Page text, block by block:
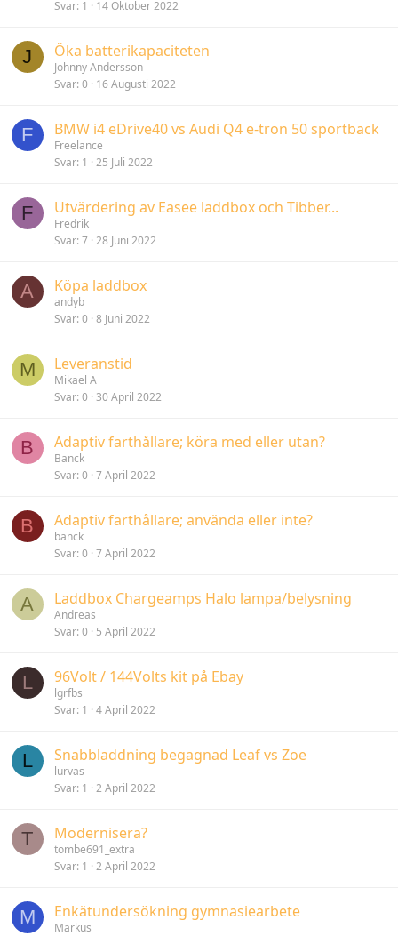
Svar 1 14 Oktober 2022
J Öka batterikapaciteten
Johnny Andersson
Svar 0 16 Augusti 2022
F BMW i4 eDrive40 vs Audi Q4 e-tron 50 sportback
Freelance
Svar 1 25 Juli 2022
F Utvärdering av Easee laddbox och Tibber...
Fredrik
Svar 7 28 Juni 2022
A Köpa laddbox
andyb
Svar 0 8 Juni 2022
M Leveranstid
Mikael A
Svar 0 30 April 2022
B Adaptiv farthållare; köra med eller utan?
Banck
Svar 0 7 April 2022
B Adaptiv farthållare; använda eller inte?
banck
Svar 0 7 April 2022
A Laddbox Chargeamps Halo lampa/belysning
Andreas
Svar 0 5 April 2022
L 96Volt / 144Volts kit på Ebay
lgrfbs
Svar 1 4 April 2022
L Snabbladdning begagnad Leaf vs Zoe
lurvas
Svar 1 2 April 2022
T Modernisera?
tombe691_extra
Svar 1 2 April 2022
M Enkätundersökning gymnasiearbete
Markus